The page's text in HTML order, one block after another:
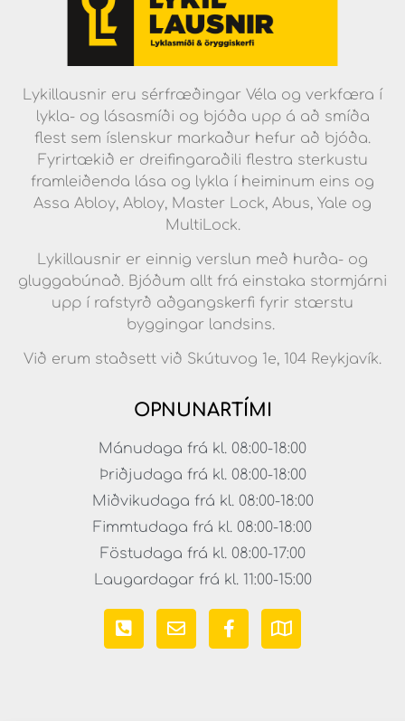
Lykillausnir eru sérfræðingar Véla og verkfæra í
lykla- og lásasmíði og bjóða upp á að smíða
flest sem íslenskur markaður hefur að bjóða.
Fyrirtækið er dreifingaraðili flestra sterkustu
framleiðenda lása og lykla í heiminum eins og
Assa Abloy, Abloy, Master Lock, Abus, Yale og
MultiLock.
Lykillausnir er einnig verslun með hurða- og
gluggabúnað. Bjóðum allt frá einstaka stormjárni
upp í rafstyrð aðgangskerfi fyrir stærstu
byggingar landsins.
Við erum staðsett við Skútuvog 1e, 104 Reykjavík.
OPNUNARTÍMI
Mánudaga frá kl. 08:00-18:00
Þriðjudaga frá kl. 08:00-18:00
Miðvikudaga frá kl. 08:00-18:00
Fimmtudaga frá kl. 08:00-18:00
Föstudaga frá kl. 08:00-17:00
Laugardagar frá kl. 11:00-15:00